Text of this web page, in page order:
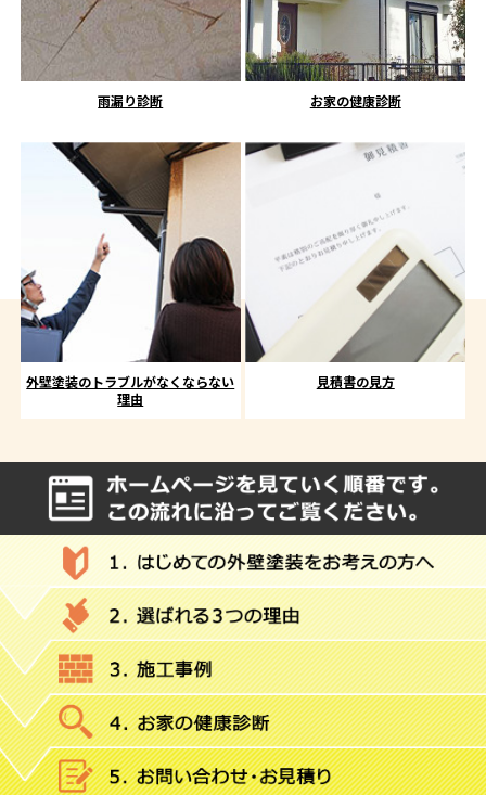
雨漏り診断 お家の健康診断
外壁塗装のトラブルがなくならない
理由
見積書の見方